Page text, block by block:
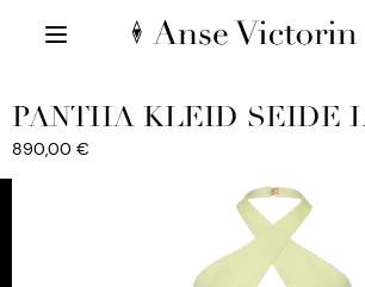
PANTHA KLEID SEIDE
890,00 €